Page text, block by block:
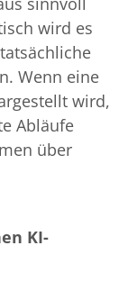
wird es
Wenn eine
wird,
Abläufe
über
KI-